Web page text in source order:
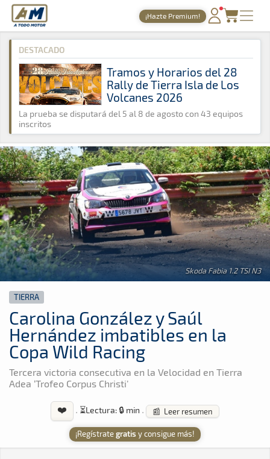
A Todo Motor · Revista del motor desde 1999
¡Hazte Premium!
PORTADA
TIEMPOS ONLINE
NOTICIAS
AGENDA
GALERÍAS
TIENDA
ARCHIVO
A Todo Motor » Noticias » Tierra
DESTACADO
Tramos y Horarios del 28
Rally de Tierra Isla de Los
Volcanes 2026
La prueba se disputará del 5 al 8 de agosto con 43 equipos
inscritos
Skoda Fabia 1.2 TSI N3
TIERRA
Carolina González y Saúl
Hernández imbatibles en la
Copa Wild Racing
Tercera victoria consecutiva en la Velocidad en Tierra
Adea ‘Trofeo Corpus Christi’
❤️ · ⏳Lectura: 🔒 min · 📰 Leer resumen
¡Regístrategratis y consigue más!